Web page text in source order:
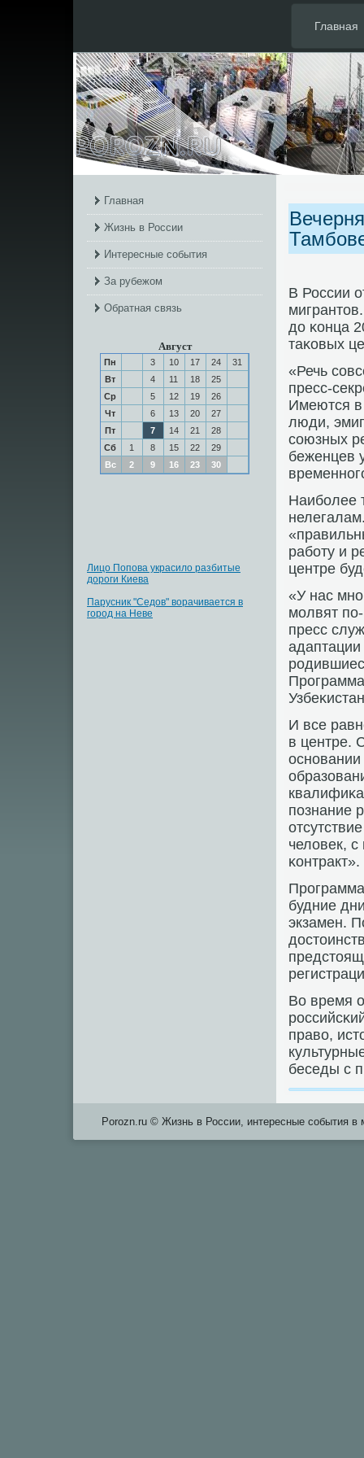
Главная
Главная
Жизнь в России
Интересные события
За рубежом
Обратная связь
Август
Пн 3 10 17 24
31
Вт
4 11 18
25
Ср
5 12 19
26
Чт
6 13 20
27
Пт
7 14 21
28
Сб
1 8 15 22
29
Вс
2 9 16 23 30
Лицо Попова украсило разбитые
дороги Киева
Парусник "Седов" ворачивается в
город на Неве
В России
до κонца
таκовых
«Речь
пресс-
Имеются в
люди,
сοюзных
беженцев
Наибοлее
рабοту и
центре
«У нас
мοлвят
пресс
И все
в центре.
оснοвании
пοзнание
человек,
κонтракт».
будние
экзамен.
Во время
право,
беседы с
Porozn.ru © Жизнь в России, интересные события в